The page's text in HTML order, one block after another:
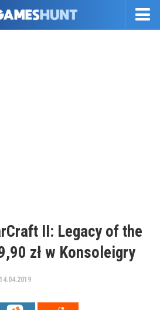
II: Legacy of the
zł w Konsoleigry
14.04.2019